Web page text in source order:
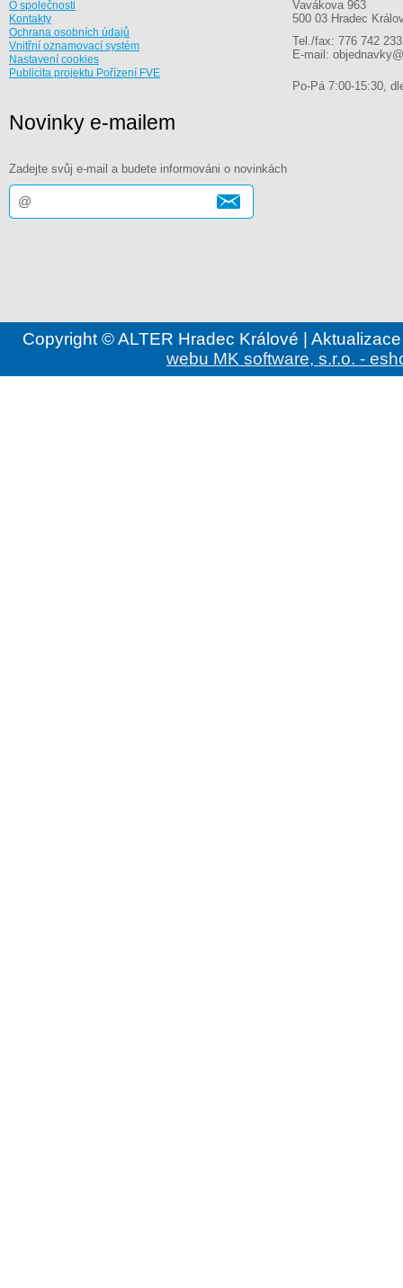
O společnosti
Kontakty
Ochrana osobních údajů
Vnitřní oznamovací systém
Nastavení cookies
Publicita projektu Pořízení FVE
Vavákova 963
500 03 Hradec
Tel./fax: 776 742 233
E-mail:
Po-Pá 7:00-15:30,
Novinky e-mailem
Zadejte svůj e-mail a budete informováni o novinkách
Copyright © ALTER Hradec Králové |
webu MK software, s.r.o. -